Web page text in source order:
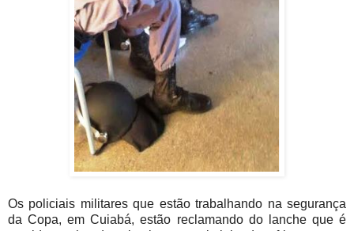
Os policiais militares que estão trabalhando na segurança
da Copa, em Cuiabá, estão reclamando do lanche que é